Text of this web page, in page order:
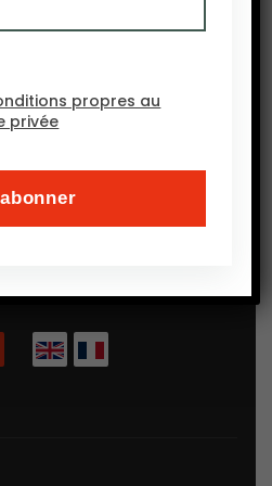
à l’agriculture, plus
a coutume de dire
propres au
privée